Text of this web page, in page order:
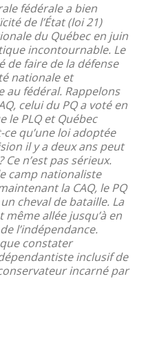
fédérale a bien
de l’État (loi 21)
du Québec en juin
incontournable. Le
de faire de la défense
nationale et
au fédéral. Rappelons
celui du PQ a voté en
le PLQ et Québec
qu’une loi adoptée
il y a deux ans peut
n’est pas sérieux.
camp nationaliste
la CAQ, le PQ
cheval de bataille. La
allée jusqu’à en
l’indépendance.
constater
inclusif de
incarné par